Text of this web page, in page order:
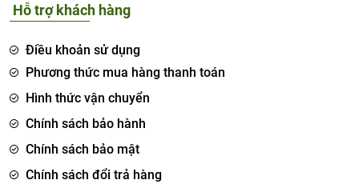
Hỗ trợ khách hàng
Điều khoản sử dụng
Phương thức mua hàng thanh toán
Hình thức vận chuyển
Chính sách bảo hành
Chính sách bảo mật
Chính sách đổi trả hàng